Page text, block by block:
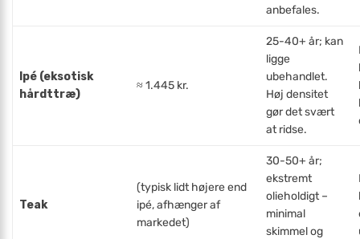
anbefales.
Ipé (eksotisk
hårdttræ)
≈ 1.445 kr.
25-40+ år; kan
ligge
ubehandlet.
Høj densitet
gør det svært
at ridse.
Teak
(typisk lidt højere end
ipé, afhænger af
markedet)
30-50+ år;
ekstremt
olieholdigt –
minimal
skimmel og